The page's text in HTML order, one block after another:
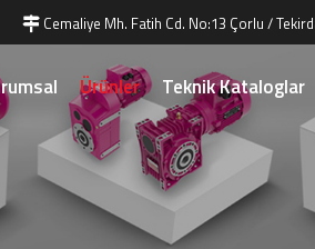
Cemaliye Mh. Fatih Cd. No:13 Çorlu /
Ürünler Teknik Kataloglar